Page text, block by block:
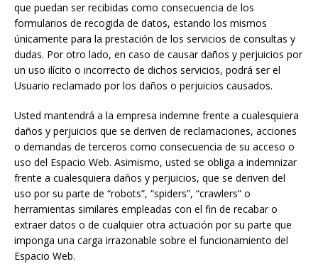
que puedan ser recibidas como consecuencia de los
formularios de recogida de datos, estando los mismos
únicamente para la prestación de los servicios de consultas y
dudas. Por otro lado, en caso de causar daños y perjuicios por
un uso ilícito o incorrecto de dichos servicios, podrá ser el
Usuario reclamado por los daños o perjuicios causados.
Usted mantendrá a la empresa indemne frente a cualesquiera
daños y perjuicios que se deriven de reclamaciones, acciones
o demandas de terceros como consecuencia de su acceso o
uso del Espacio Web. Asimismo, usted se obliga a indemnizar
frente a cualesquiera daños y perjuicios, que se deriven del
uso por su parte de “robots”, “spiders”, “crawlers” o
herramientas similares empleadas con el fin de recabar o
extraer datos o de cualquier otra actuación por su parte que
imponga una carga irrazonable sobre el funcionamiento del
Espacio Web.